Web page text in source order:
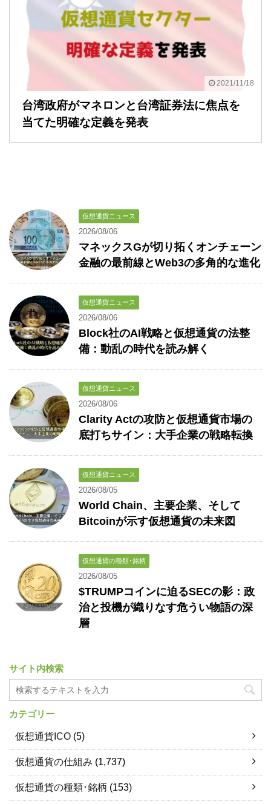
2021/11/18
台湾政府がマネロンと台湾証券法に焦点を
当てた明確な定義を発表
仮想通貨ニュース
2026/08/06
マネックスGが切り拓くオンチェーン
金融の最前線とWeb3の多角的な進化
仮想通貨ニュース
2026/08/06
Block社のAI戦略と仮想通貨の法整
備：動乱の時代を読み解く
仮想通貨ニュース
2026/08/06
Clarity Actの攻防と仮想通貨市場の
底打ちサイン：大手企業の戦略転換
仮想通貨ニュース
2026/08/05
World Chain、主要企業、そして
Bitcoinが示す仮想通貨の未来図
仮想通貨の種類･銘柄
2026/08/05
$TRUMPコインに迫るSECの影：政
治と投機が織りなす危うい物語の深
層
サイト内検索
カテゴリー
仮想通貨ICO (5)
仮想通貨の仕組み (1,737)
仮想通貨の種類･銘柄 (153)